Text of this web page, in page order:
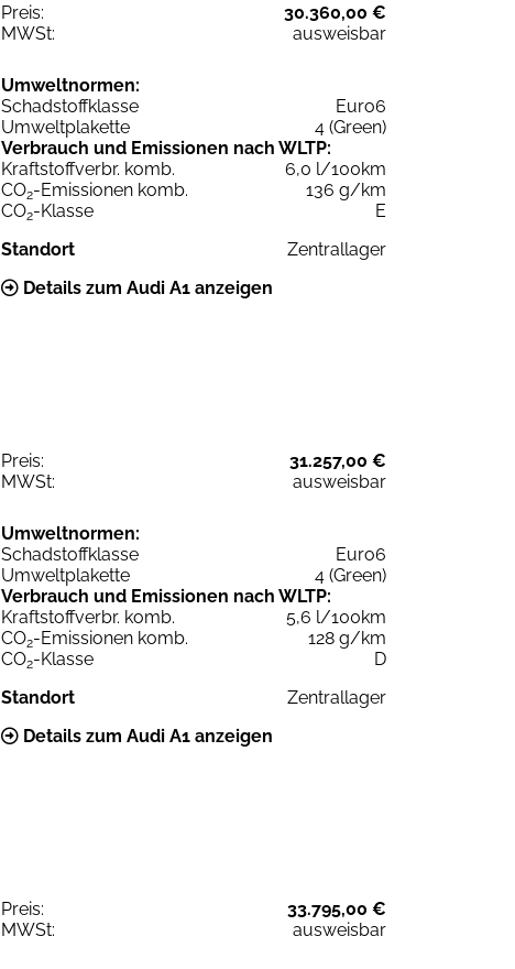
Preis:
30.360,00 €
MWSt:
ausweisbar
Umweltnormen:
Schadstoffklasse
Euro6
Umweltplakette
4 (Green)
Verbrauch und Emissionen nach WLTP:
Kraftstoffverbr. komb.
6,0 l/100km
CO2-Emissionen komb.
136 g/km
CO2-Klasse
E
Standort
Zentrallager
Details zum Audi A1 anzeigen
Preis:
31.257,00 €
MWSt:
ausweisbar
Umweltnormen:
Schadstoffklasse
Euro6
Umweltplakette
4 (Green)
Verbrauch und Emissionen nach WLTP:
Kraftstoffverbr. komb.
5,6 l/100km
CO2-Emissionen komb.
128 g/km
CO2-Klasse
D
Standort
Zentrallager
Details zum Audi A1 anzeigen
Preis:
33.795,00 €
MWSt:
ausweisbar